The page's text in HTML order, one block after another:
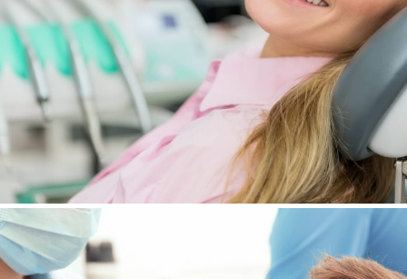
Implant Dentistry
Medicine